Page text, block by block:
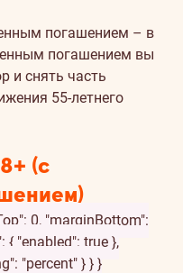
погашением – в
погашением вы
и снять часть
55-летнего
(с
0, "marginBottom":
{ "enabled": true },
"percent" } } }